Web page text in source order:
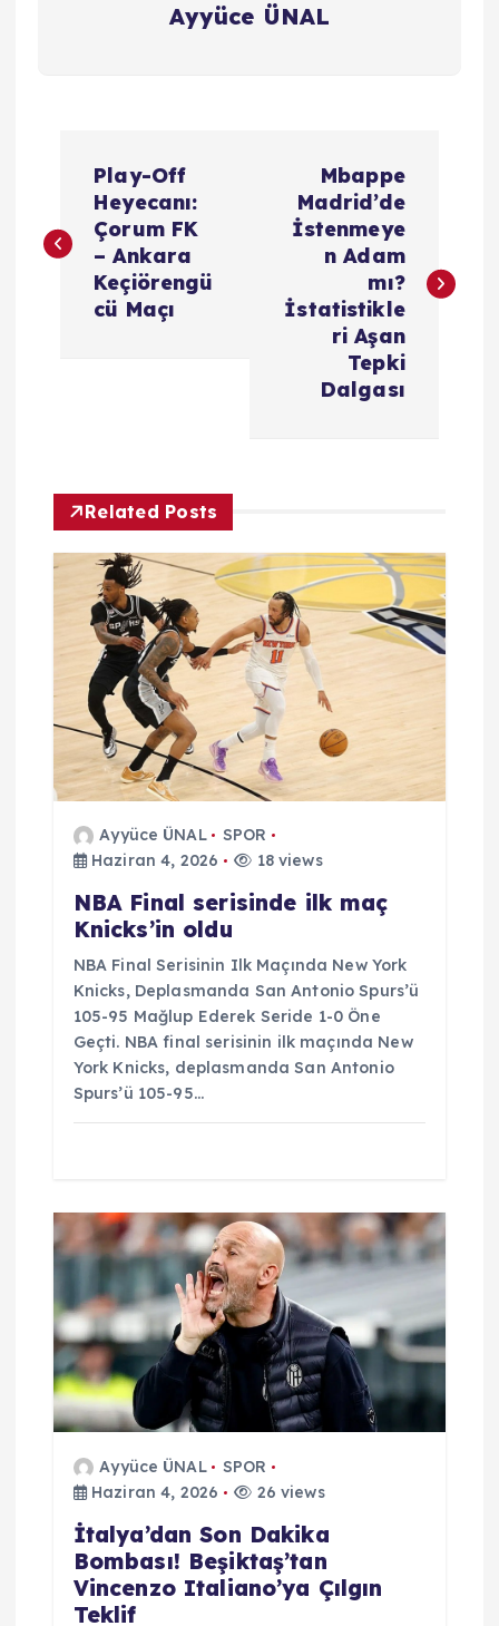
Ayyüce ÜNAL
z
z
n
m
e
s
Play-Off
Heyecanı:
Çorum FK
– Ankara
Keçiörengü
cü Maçı
Mbappe
Madrid’de
İstenmeye
n Adam
mı?
İstatistikle
ri Aşan
Tepki
Dalgası
Related Posts
Ayyüce ÜNAL
SPOR
Haziran 4, 2026
18 views
NBA Final serisinde ilk maç
Knicks’in oldu
NBA Final Serisinin Ilk Maçında New York
Knicks, Deplasmanda San Antonio Spurs’ü
105-95 Mağlup Ederek Seride 1-0 Öne
Geçti. NBA final serisinin ilk maçında New
York Knicks, deplasmanda San Antonio
Spurs’ü 105-95…
Ayyüce ÜNAL
SPOR
Haziran 4, 2026
26 views
İtalya’dan Son Dakika
Bombası! Beşiktaş’tan
Vincenzo Italiano’ya Çılgın
Teklif